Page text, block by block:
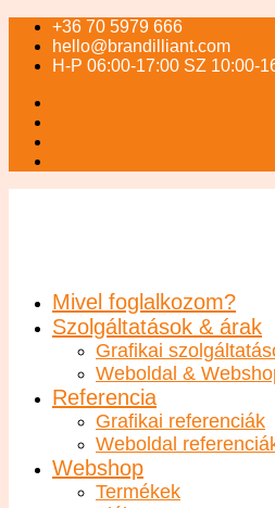
+36 70 5979 666
hello@brandilliant.com
H-P 06:00-17:00 SZ 10:00-
Weboldal &
Referencia
Grafikai referenciák
Weboldal
Webshop
Termékek
Fiókom
Kosár
Pénztár